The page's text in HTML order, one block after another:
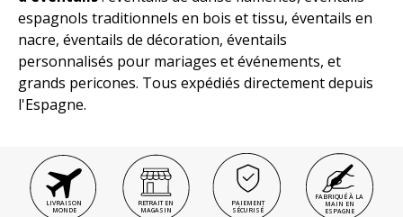
espagnols traditionnels en bois et tissu, éventails en
nacre, éventails de décoration, éventails
personnalisés pour mariages et événements, et
grands pericones. Tous expédiés directement depuis
l'Espagne.
LIVRAISON
MONDE
RETRAIT EN
MAGASIN
PAIEMENT
SÉCURISÉ
FABRIQUÉ À LA
MAIN EN
ESPAGNE